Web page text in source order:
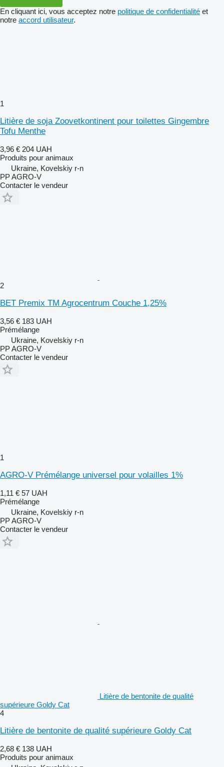
En cliquant ici, vous acceptez notre politique de confidentialité et
notre accord utilisateur.
1
Litière de soja Zoovetkontinent pour toilettes Gingembre
Tofu Menthe
3,96 € 204 UAH
Produits pour animaux
Ukraine, Kovelskiy r-n
PP AGRO-V
Contacter le vendeur
2
BET Premix TM Agrocentrum Couche 1,25%
3,56 € 183 UAH
Prémélange
Ukraine, Kovelskiy r-n
PP AGRO-V
Contacter le vendeur
1
AGRO-V Prémélange universel pour volailles 1%
1,11 € 57 UAH
Prémélange
Ukraine, Kovelskiy r-n
PP AGRO-V
Contacter le vendeur
Litière de bentonite de qualité
supérieure Goldy Cat
4
Litière de bentonite de qualité supérieure Goldy Cat
2,68 € 138 UAH
Produits pour animaux